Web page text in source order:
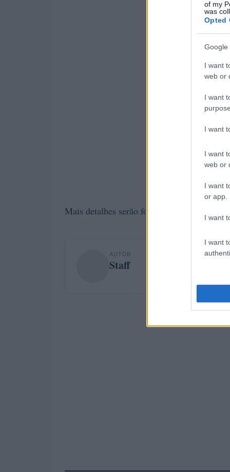
of my
was
Opted
Google
I want
web or
I want
I want
I want
web or
I want
or app.
I want
I want
Mais detalhes serão fornecidos à medida
AUTOR
Staff